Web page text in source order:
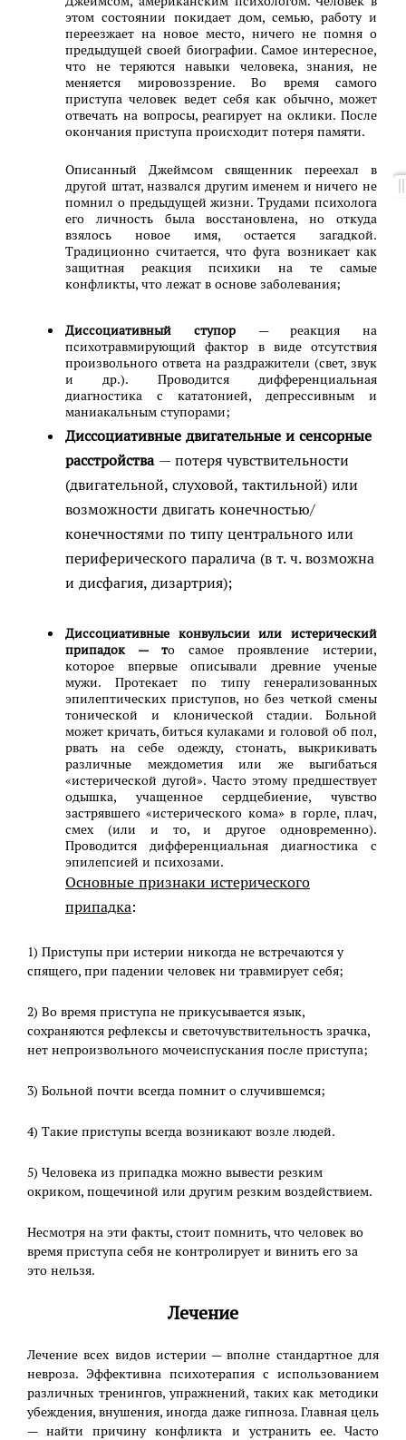
этом состоянии покидает дом, семью, работу и
переезжает на новое место, ничего не помня о
предыдущей своей биографии. Самое интересное,
что не теряются навыки человека, знания, не
меняется мировоззрение. Во время самого
приступа человек ведет себя как обычно, может
отвечать на вопросы, реагирует на оклики. После
окончания приступа происходит потеря памяти.
Описанный Джеймсом священник переехал в
другой штат, назвался другим именем и ничего не
помнил о предыдущей жизни. Трудами психолога
его личность была восстановлена, но откуда
взялось новое имя, остается загадкой.
Традиционно считается, что фуга возникает как
защитная реакция психики на те самые
конфликты, что лежат в основе заболевания;
Диссоциативный ступор— реакция на
психотравмирующий фактор в виде отсутствия
произвольного ответа на раздражители (свет, звук
и др.). Проводится дифференциальная
диагностика с кататонией, депрессивным и
маниакальным ступорами;
Диссоциативные двигательные и сенсорные
расстройства— потеря чувствительности
(двигательной, слуховой, тактильной) или
возможности двигать конечностью/
конечностями по типу центрального или
периферического паралича (в т. ч. возможна
и дисфагия, дизартрия);
Диссоциативные конвульсии или истерический
припадок — то самое проявление истерии,
которое впервые описывали древние ученые
мужи. Протекает по типу генерализованных
эпилептических приступов, но без четкой смены
тонической и клонической стадии. Больной
может кричать, биться кулаками и головой об пол,
рвать на себе одежду, стонать, выкрикивать
различные междометия или же выгибаться
«истерической дугой». Часто этому предшествует
одышка, учащенное сердцебиение, чувство
застрявшего «истерического кома» в горле, плач,
смех (или и то, и другое одновременно).
Проводится дифференциальная диагностика с
эпилепсией и психозами.
Основные признаки истерического
припадка:
1) Приступы при истерии никогда не встречаются у
спящего, при падении человек ни травмирует себя;
2) Во время приступа не прикусывается язык,
сохраняются рефлексы и светочувствительность зрачка,
нет непроизвольного мочеиспускания после приступа;
3) Больной почти всегда помнит о случившемся;
4) Такие приступы всегда возникают возле людей.
5) Человека из припадка можно вывести резким
окриком, пощечиной или другим резким воздействием.
Несмотря на эти факты, стоит помнить, что человек во
время приступа себя не контролирует и винить его за
это нельзя.
Лечение
Лечение всех видов истерии — вполне стандартное для
невроза. Эффективна психотерапия с использованием
различных тренингов, упражнений, таких как методики
убеждения, внушения, иногда даже гипноза. Главная цель
— найти причину конфликта и устранить ее. Часто